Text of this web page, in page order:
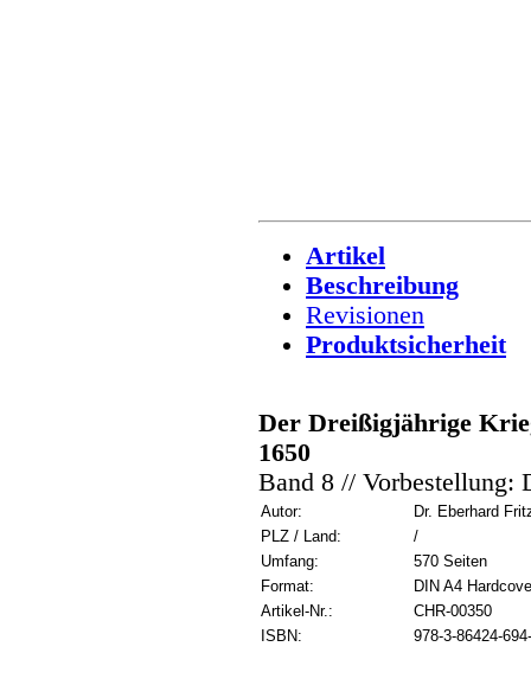
Artikel
Beschreibung
Revisionen
Produktsicherheit
Der Dreißigjährige
1650
Band 8 // Vorbestellung:
Autor:
Dr. Eberhard
PLZ / Land:
/
Umfang:
570 Seiten
Format:
DIN A4
Artikel-Nr.:
CHR-00350
ISBN:
978-3-86424-